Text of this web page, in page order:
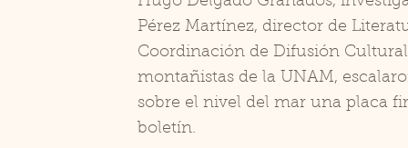
Pérez Martínez, director de
Coordinación de Difusión
montañistas de la UNAM,
sobre el nivel del mar una placa
boletín.